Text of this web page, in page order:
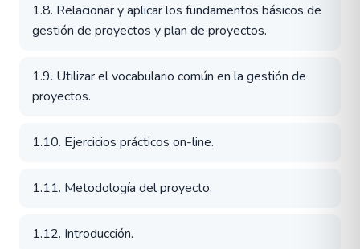
1.8. Relacionar y aplicar los fundamentos básicos de
gestión de proyectos y plan de proyectos.
1.9. Utilizar el vocabulario común en la gestión de
proyectos.
1.10. Ejercicios prácticos on-line.
1.11. Metodología del proyecto.
1.12. Introducción.